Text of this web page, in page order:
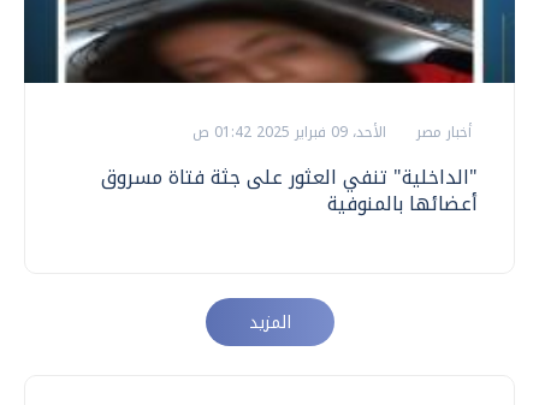
أخبار مصر الأحد، 09 فبراير 2025 01:42 ص
"الداخلية" تنفي العثور على جثة فتاة مسروق
أعضائها بالمنوفية
المزيد